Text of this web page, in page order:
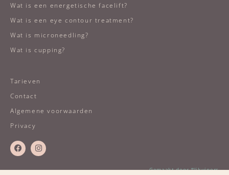
Wat is een energetische facelift?
Wat is een eye contour treatment?
Wat is microneedling?
Wat is cupping?
Tarieven
Contact
Algemene voorwaarden
Privacy
Gemaakt door #ljkuipers